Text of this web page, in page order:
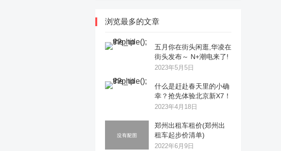
浏览最多的文章
五月你在街头闲逛,华凌在
街头发布～ N+潮电来了!
2023年5月5日
什么是赶赴春天里的小确
幸？抢先体验北京新X7！
2023年4月18日
郑州出租车租价(郑州出
租车起步价清单)
2022年6月9日